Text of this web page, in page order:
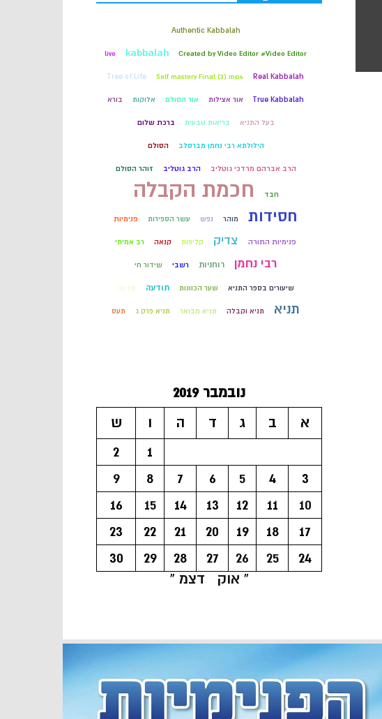
Authentic Kabbalah
Created by Video Editor #Video Editor
kabbalah
live
Real Kabbalah
Self mastery Final (2).mp4
Tree of Life
True Kabbalah אור אצילות אור הסולם אלוקות בורא
בעל התניא בריאות טבעית ברכת שלום
הילולתא רבי נחמן מברסלב הסולם
הרב אברהם מרדכי גוטליב הרב גוטליב זוהר הסולם
חבד חכמת הקבלה
חסידות מוהר נפש עשר הספירות פנימיות
פנימיות התורה צדיק קליפות קנאה רב אמיתי
רבי נחמן רוחניות רשבי שידור חי
שיעורים בספר התניא שער הכוונות תודעה תזונה
תניא תניא וקבלה תניא מבואר תניא פרק ג תעס
נובמבר 2019
א
ב ג ד ה ו
ש
1
2
3
4
5
6
7
8
9
10
11
12
13
14
15
16
17
18
19
20
21
22
23
24
25
26
27
28
29
30
« אוק
דצמ »